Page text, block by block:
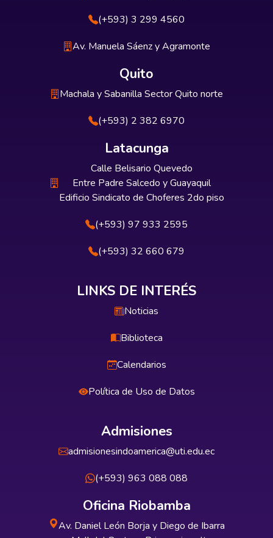
(+593) 3 299 4560
Av. Manuela Sáenz y Agramonte
Quito
Machala y Sabanilla Sector Quito norte
(+593) 2 382 6970
Latacunga
Calle Belisario Quevedo
Entre Padre Salcedo y Guayaquil
Edificio Sindicato de Choferes 2do piso
(+593) 97 933 2595
(+593) 32 660 679
LINKS DE INTERÉS
Noticias
Biblioteca
Calendarios
Política de Uso de Datos
Admisiones
admisionesindoamerica@uti.edu.ec
(+593) 963 088 088
Oficina Riobamba
Av. Daniel León Borja y Diego de Ibarra